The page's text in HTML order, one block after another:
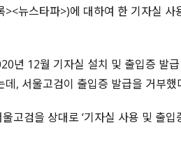
뉴스타파>)에 대하여 한 기자실 사
년 12월 기자실 설치 및 출입증 발
데, 서울고검이 출입증 발급을 거부했
고검을 상대로 ‘기자실 사용 및 출입